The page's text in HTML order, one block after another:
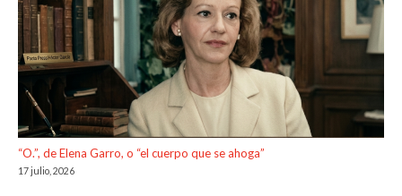
“O.”, de Elena Garro, o “el cuerpo que se ahoga”
17 julio, 2026